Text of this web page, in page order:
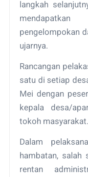
langkah
pengelompokan
ujarnya.
Rancangan
satu di setiap
Mei dengan
kepala desa/
tokoh masyarakat.
Dalam
hambatan, salah
rentan